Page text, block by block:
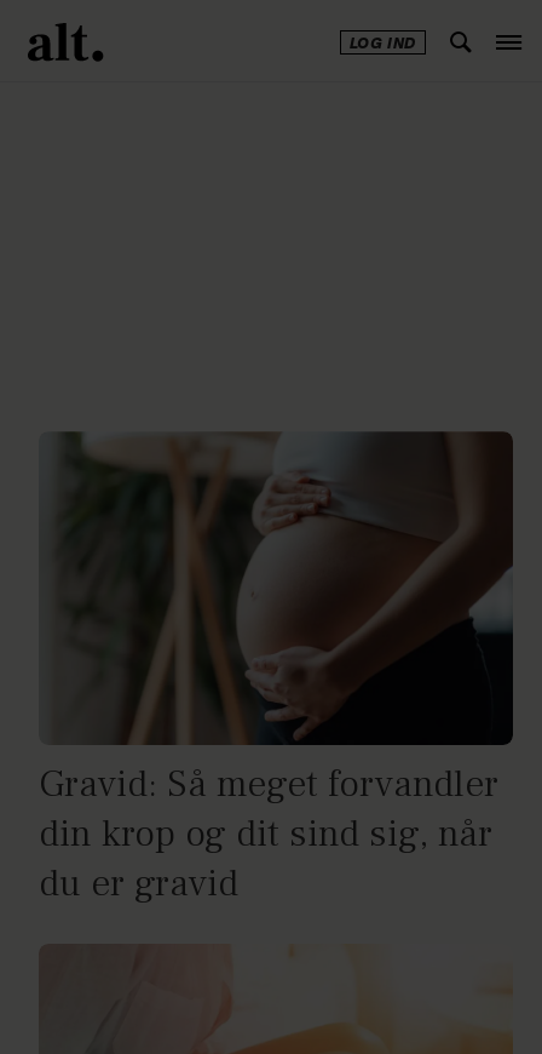
LOG IND
Gravid: Så meget forvandler
din krop og dit sind sig, når
du er gravid